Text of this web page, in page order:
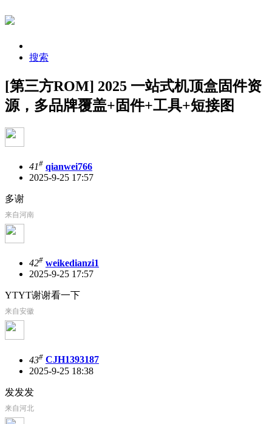
搜索
[第三方ROM] 2025 一站式机顶盒固件资
源，多品牌覆盖+固件+工具+短接图
41# qianwei766
2025-9-25 17:57
多谢
来自河南
42# weikedianzi1
2025-9-25 17:57
YTYT谢谢看一下
来自安徽
43# CJH1393187
2025-9-25 18:38
发发发
来自河北